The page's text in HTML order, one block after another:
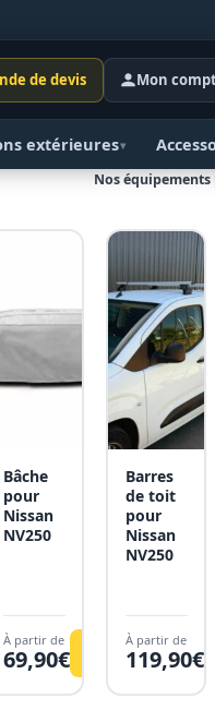
de devis Mon
extérieures▾
Nos
Bâche
pour
Nissan
NV250
À partir de
69,90€
Barres
de toit
pour
Nissan
NV250
À partir de
119,90€